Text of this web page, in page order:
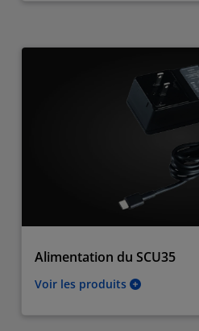
Alimentation du SCU35
Voir les produits